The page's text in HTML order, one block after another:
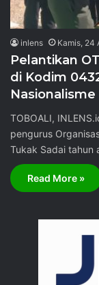
inlens Kamis, 24
Pelantikan
di Kodim
Nasionalisme
TOBOALI,
pengurus
Tukak Sadai tahun
Read More »